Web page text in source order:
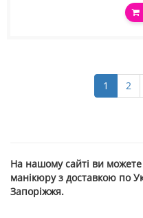
1 2
На нашому сайті ви
манікюру з доставкою по
Запоріжжя.